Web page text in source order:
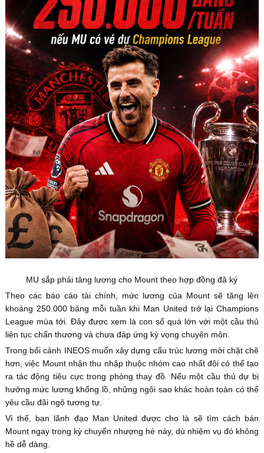
MU sắp phải tăng lương cho Mount theo hợp đồng đã ký
Theo các báo cáo tài chính, mức lương của Mount sẽ tăng lên
khoảng 250.000 bảng mỗi tuần khi Man United trở lại Champions
League mùa tới. Đây được xem là con số quá lớn với một cầu thủ
liên tục chấn thương và chưa đáp ứng kỳ vọng chuyên môn.
Trong bối cảnh INEOS muốn xây dựng cấu trúc lương mới chặt chẽ
hơn, việc Mount nhận thu nhập thuộc nhóm cao nhất đội có thể tạo
ra tác động tiêu cực trong phòng thay đồ. Nếu một cầu thủ dự bị
hưởng mức lương khổng lồ, những ngôi sao khác hoàn toàn có thể
yêu cầu đãi ngộ tương tự.
Vì thế, ban lãnh đạo Man United được cho là sẽ tìm cách bán
Mount ngay trong kỳ chuyển nhượng hè này, dù nhiệm vụ đó không
hề dễ dàng.